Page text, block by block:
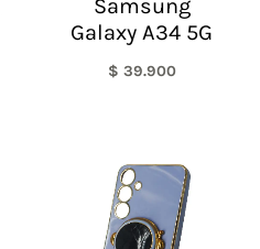
Samsung
Galaxy A34 5G
$ 39.900